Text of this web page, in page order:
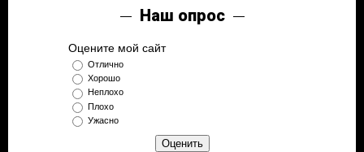
Наш опрос
Оцените мой сайт
Отлично
Хорошо
Неплохо
Плохо
Ужасно